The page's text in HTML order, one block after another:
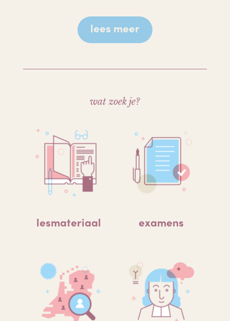
lees meer
wat zoek je?
lesmateriaal examens